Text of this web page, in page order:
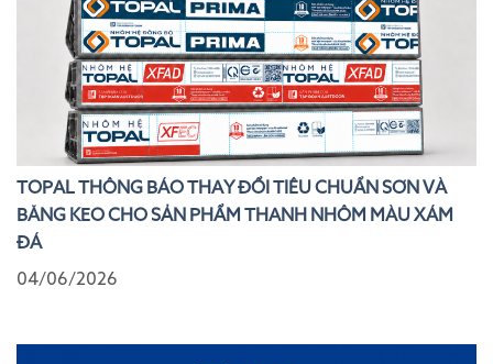
TOPAL THÔNG BÁO THAY ĐỔI TIÊU CHUẨN SƠN VÀ
BĂNG KEO CHO SẢN PHẨM THANH NHÔM MÀU XÁM
ĐÁ
04/06/2026